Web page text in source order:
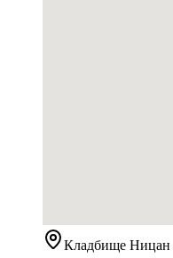
Кладбище Ницан